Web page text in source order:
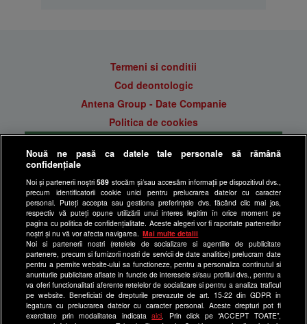
Termeni si conditii
Cod deontologic
Antena Group - Date Companie
Politica de cookies
Politica de confidentialitate
Anunturi gratuite pe Lajumate.ro
Ultimele Stiri
Program Happy Channel
Echipa editorială
Site-uri Antena Group
a1.ro
antenastars.ro
as.ro
Nouă ne pasă ca datele tale personale să rămână
confidențiale
Noi și partenerii noștri589 stocăm și/sau accesăm informații pe dispozitivul dvs.,
precum identificatorii cookie unici pentru prelucrarea datelor cu caracter
personal. Puteți accepta sau gestiona preferințele dvs. făcând clic mai jos,
respectiv vă puteți opune utilizării unui interes legitim în orice moment pe
pagina cu politica de confidențialitate. Aceste alegeri vor fi raportate partenerilor
noștri și nu vă vor afecta navigarea.
Mai multe detalii
Noi si partenerii nostri (retelele de socializare si agentiile de publicitate
partenere, precum si furnizorii nostri de servicii de date analitice) prelucram date
pentru a permite website-ului sa functioneze, pentru a personaliza continutul si
anunturile publicitare afisate in functie de interesele si/sau profilul dvs., pentru a
va oferi functionalitati aferente retelelor de socializare si pentru a analiza traficul
pe website. Beneficiati de drepturile prevazute de art. 15-22 din GDPR in
legatura cu prelucrarea datelor cu caracter personal. Aceste drepturi pot fi
exercitate prin modalitatea indicataaici . Prin click pe “ACCEPT TOATE”,